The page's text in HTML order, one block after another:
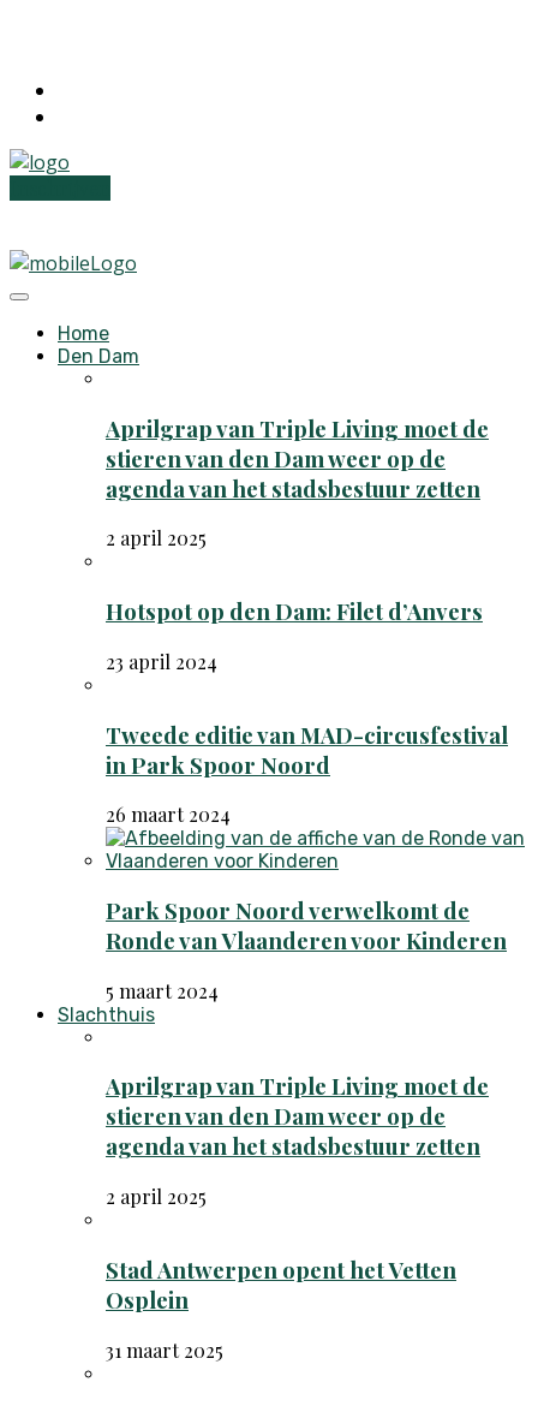
Home
Den Dam
Aprilgrap van Triple Living moet de
stieren van den Dam weer op de
agenda van het stadsbestuur zetten
2 april 2025
Hotspot op den Dam: Filet d’Anvers
23 april 2024
Tweede editie van MAD-circusfestival
in Park Spoor Noord
26 maart 2024
Park Spoor Noord verwelkomt de
Ronde van Vlaanderen voor Kinderen
5 maart 2024
Slachthuis
Aprilgrap van Triple Living moet de
stieren van den Dam weer op de
agenda van het stadsbestuur zetten
2 april 2025
Stad Antwerpen opent het Vetten
Osplein
31 maart 2025